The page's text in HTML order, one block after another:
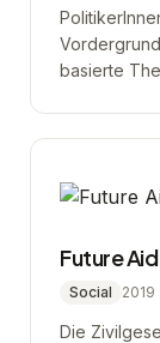
basierte
Future Aid
Social 2019
Die